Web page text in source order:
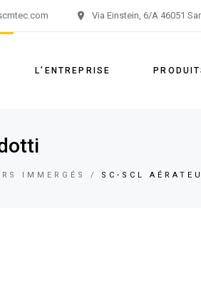
Via Einstein, 6/A 46051
L’ENTREPRISE
IMMERGÉS SC-SCL